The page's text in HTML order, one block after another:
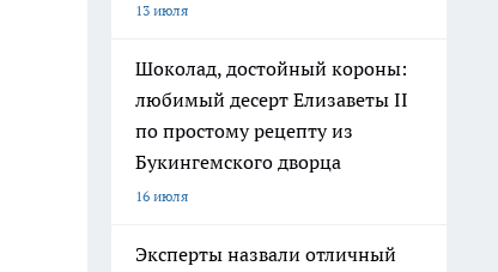
13 июля
Шоколад, достойный короны:
любимый десерт Елизаветы II
по простому рецепту из
Букингемского дворца
16 июля
Эксперты назвали отличный